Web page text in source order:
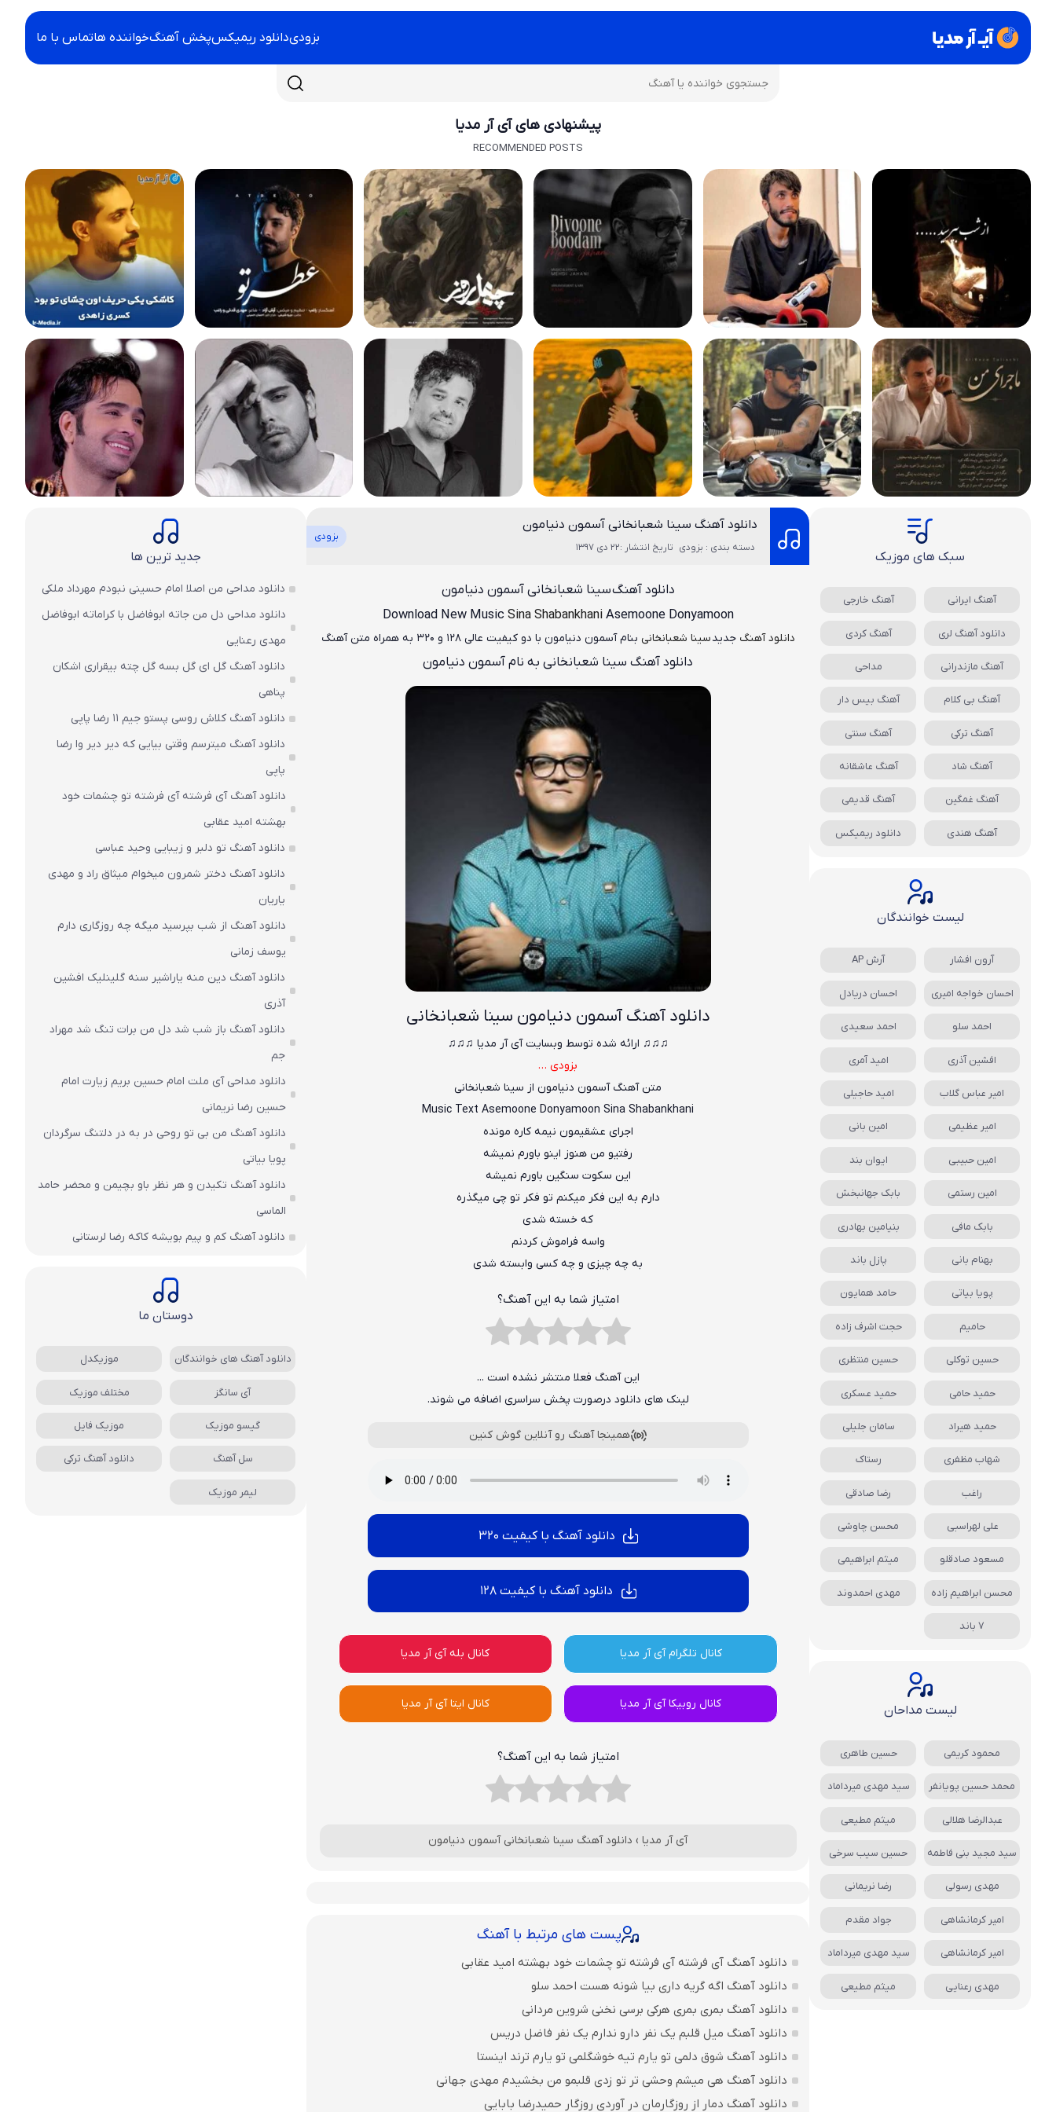
بزودیدانلود ریمیکسپخش آهنگخواننده هاتماس با ما
پیشنهادی های آی آر مدیا
RECOMMENDED POSTS
دانلود آهنگ سینا شعبانخانی آسمون دنیامون
بزودی
دسته بندی : بزودی تاریخ انتشار :22 دی 1397
دانلود آهنگسینا شعبانخانی آسمون دنیامون
Download New Music Sina ShabankhaniAsemoone Donyamoon
دانلود آهنگ جدیدسینا شعبانخانی بنام آسمون دنیامون با دو کیفیت عالی ۱۲۸ و ۳۲۰ به همراه متن آهنگ
دانلود آهنگ سینا شعبانخانی به نام آسمون دنیامون
دانلود آهنگ آسمون دنیامون سینا شعبانخانی
♫♫♫ ارائه شده توسط وبسایت آی آر مدیا ♫♫♫
بزودی …
متن آهنگ آسمون دنیامون از سینا شعبانخانی
Music Text Asemoone Donyamoon Sina Shabankhani
اجرای عشقیمون نیمه کاره مونده
رفتیو من هنوز اینو باورم نمیشه
این سکوت سنگین باورم نمیشه
دارم به این فکر میکنم تو فکر تو چی میگذره
که خسته شدی
واسه فراموش کردنم
به چه چیزی و چه کسی وابسته شدی
امتیاز شما به این آهنگ؟
این آهنگ فعلا منتشر نشده است ...
لینک های دانلود درصورت پخش سراسری اضافه می شوند.
همینجا آهنگ رو آنلاین گوش کنین
دانلود آهنگ با کیفیت 320
دانلود آهنگ با کیفیت 128
کانال تلگرام آی آر مدیا کانال بله آی آر مدیا
کانال روبیکا آی آر مدیا کانال ایتا آی آر مدیا
امتیاز شما به این آهنگ؟
آی آر مدیا › دانلود آهنگ سینا شعبانخانی آسمون دنیامون
پست های مرتبط با آهنگ
دانلود آهنگ آی فرشته آی فرشته تو چشمات خود بهشته امید عقابی
دانلود آهنگ اگه گریه داری بیا شونه هست احمد سلو
دانلود آهنگ بمری بمری هرکی برسی نخنی شروین مردانی
دانلود آهنگ میل قلبم یک نفر دارو ندارم یک نفر فاضل دریس
دانلود آهنگ شوق دلمی تو یارم تیه خوشگلمی تو یارم ترند اینستا
دانلود آهنگ هی میشم وحشی تر تو زدی قلبمو من بخشیدم مهدی جهانی
دانلود آهنگ دمار از روزگارمان در آوردی روزگار حمیدرضا بابایی
سبک های موزیک
آهنگ ایرانی آهنگ خارجی
دانلود آهنگ لری آهنگ کردی
آهنگ مازندرانی مداحی
آهنگ بی کلام آهنگ بیس دار
آهنگ ترکی آهنگ سنتی
آهنگ شاد آهنگ عاشقانه
آهنگ غمگین آهنگ قدیمی
آهنگ هندی دانلود ریمیکس
لیست خوانندگان
آرون افشار آرش AP
احسان خواجه امیری احسان دریادل
احمد سلو احمد سعیدی
افشین آذری امید آمری
امیر عباس گلاب امید حاجیلی
امیر عظیمی امین بانی
امین حبیبی ایوان بند
امین رستمی بابک جهانبخش
بابک مافی بنیامین بهادری
بهنام بانی پازل باند
پویا بیاتی حامد همایون
حامیم حجت اشرف زاده
حسین توکلی حسین منتظری
حمید حامی حمید عسکری
حمید هیراد سامان جلیلی
شهاب مظفری رستاک
راغب رضا صادقی
علی لهراسبی محسن چاوشی
مسعود صادقلو میثم ابراهیمی
محسن ابراهیم زاده مهدی احمدوند
7 باند
لیست مداحان
محمود کریمی حسین طاهری
محمد حسین پویانفر سید مهدی میرداماد
عبدالرضا هلالی میثم مطیعی
سید مجید بنی فاطمه حسین سیب سرخی
مهدی رسولی رضا نریمانی
امیر کرمانشاهی جواد مقدم
امیر کرمانشاهی سید مهدی میرداماد
مهدی رعنایی میثم مطیعی
جدید ترین ها
دانلود مداحی من اصلا امام حسینی نبودم مهرداد ملکی
دانلود مداحی دل من جاته ابوفاضل با کراماته ابوفاضل
مهدی رعنایی
دانلود آهنگ گل ای گل بسه گل چته بیقراری اشکان
پناهی
دانلود آهنگ کلاش روسی پستو جیم ۱۱ رضا پاپی
دانلود آهنگ میترسم وقتی بیایی که دیر دیر وا رضا
پاپی
دانلود آهنگ آی فرشته آی فرشته تو چشمات خود
بهشته امید عقابی
دانلود آهنگ تو دلبر و زیبایی وحید عباسی
دانلود آهنگ دختر شمرون میخوام میثاق راد و مهدی
یاریان
دانلود آهنگ از شب بپرسید میگه چه روزگاری دارم
یوسف زمانی
دانلود آهنگ دین منه یاراشیر سنه گلینلیک افشین
آذری
دانلود آهنگ باز شب شد دل من برات تنگ شد مهراد
جم
دانلود مداحی آی ملت امام حسین بریم زیارت امام
حسین رضا نریمانی
دانلود آهنگ من بی تو روحی در به در دلتنگ سرگردان
پویا بیاتی
دانلود آهنگ تکیدن و هر نظر باو بچیمن و محضر حامد
الماسی
دانلود آهنگ کم و پیم بویشه کاکه رضا لرستانی
دوستان ما
دانلود آهنگ های خوانندگان موزیکدل
آی سانگز مختلف موزیک
گیسو موزیک موزیک فایل
سل آهنگ دانلود آهنگ ترکی
لیمر موزیک